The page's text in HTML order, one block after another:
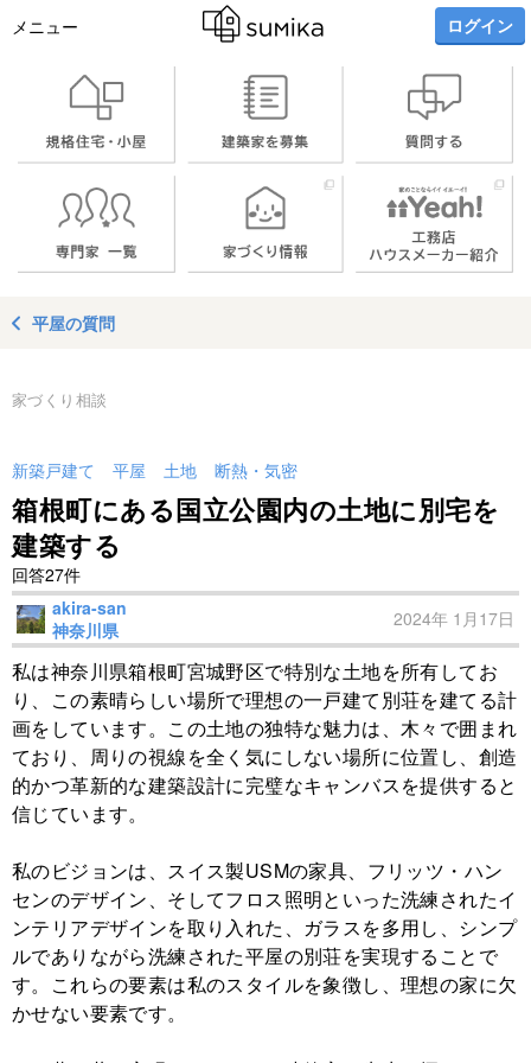
メニュー ログイン
平屋の質問
家づくり相談
新築戸建て 平屋 土地 断熱・気密
箱根町にある国立公園内の土地に別宅を
建築する
回答27件
akira-san
神奈川県
2024年 1月17日
私は神奈川県箱根町宮城野区で特別な土地を所有してお
り、この素晴らしい場所で理想の一戸建て別荘を建てる計
画をしています。この土地の独特な魅力は、木々で囲まれ
ており、周りの視線を全く気にしない場所に位置し、創造
的かつ革新的な建築設計に完璧なキャンバスを提供すると
信じています。
私のビジョンは、スイス製USMの家具、フリッツ・ハン
センのデザイン、そしてフロス照明といった洗練されたイ
ンテリアデザインを取り入れた、ガラスを多用し、シンプ
ルでありながら洗練された平屋の別荘を実現することで
す。これらの要素は私のスタイルを象徴し、理想の家に欠
かせない要素です。